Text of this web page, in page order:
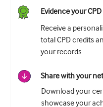
Evidence your CPD
Receive a
total CPD credits
your records.
Share with your
Download your
showcase your